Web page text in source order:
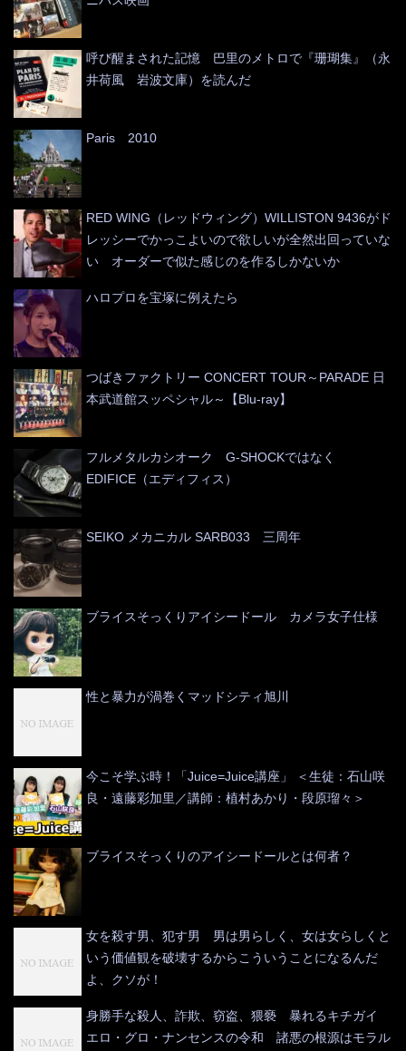
呼び醒まされた記憶 巴里のメトロで『珊瑚集』（永
井荷風 岩波文庫）を読んだ
Paris 2010
RED WING（レッドウィング）WILLISTON 9436がド
レッシーでかっこよいので欲しいが全然出回っていな
い オーダーで似た感じのを作るしかないか
ハロプロを宝塚に例えたら
つばきファクトリー CONCERT TOUR～PARADE 日
本武道館スッペシャル～【Blu-ray】
フルメタルカシオーク G-SHOCKではなく
EDIFICE（エディフィス）
SEIKO メカニカル SARB033 三周年
ブライスそっくりアイシードール カメラ女子仕様
性と暴力が渦巻くマッドシティ旭川
今こそ学ぶ時！「Juice=Juice講座」 ＜生徒：石山咲
良・遠藤彩加里／講師：植村あかり・段原瑠々＞
ブライスそっくりのアイシードールとは何者？
女を殺す男、犯す男 男は男らしく、女は女らしくと
いう価値観を破壊するからこういうことになるんだ
よ、クソが！
身勝手な殺人、詐欺、窃盗、猥褻 暴れるキチガイ
エロ・グロ・ナンセンスの令和 諸悪の根源はモラル